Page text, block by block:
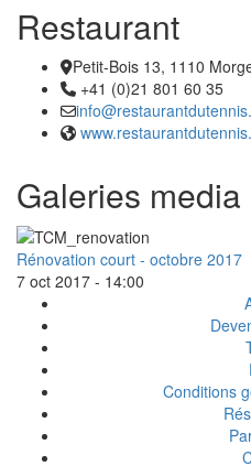
Restaurant
Adresse
Petit-Bois 13, 1110
Téléphone:
+41 (0)21 801 60 35
Email :
Site web:
Galeries media
Rénovation court - octobre 2017
7 oct 2017 - 14:00
Footer
menu
Conditions